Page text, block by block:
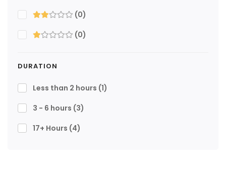
(0)
(0)
DURATION
Less than 2 hours (1)
3 - 6 hours (3)
17+ Hours (4)